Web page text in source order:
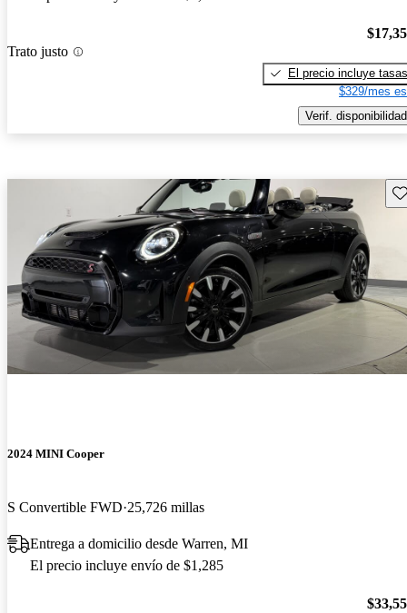
Trato justo
El precio incluye tasas
$329/mes
Verif. disponibilidad
2024 MINI Cooper
S Convertible FWD 25,726 millas
Entrega a domicilio desde Warren, MI
El precio incluye envío de $1,285